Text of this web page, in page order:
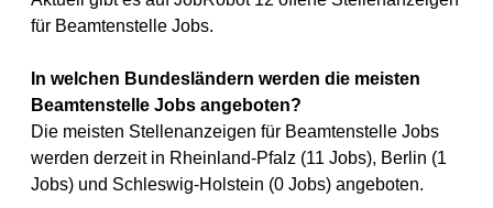
für Beamtenstelle Jobs.
In welchen Bundesländern werden die meisten
Beamtenstelle Jobs angeboten?
Die meisten Stellenanzeigen für Beamtenstelle Jobs
werden derzeit in Rheinland-Pfalz (11 Jobs), Berlin (1
Jobs) und Schleswig-Holstein (0 Jobs) angeboten.